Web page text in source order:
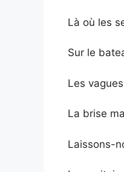
Là où les
Sur le
Les
La brise
Laissons-